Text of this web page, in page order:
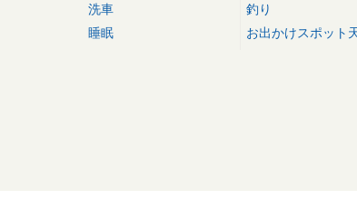
洗車
睡眠
釣り
お出かけスポット